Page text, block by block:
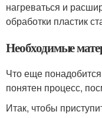
нагреваться и
обработки пластик
Необходимые
Что еще
понятен процесс,
Итак, чтобы